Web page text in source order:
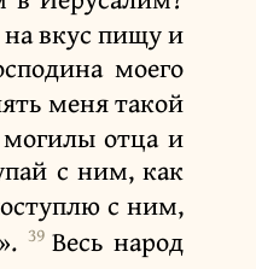
на вкус пищу и
моего
меня такой
могилы отца и
с ним, как
с ним,
39Весь народ